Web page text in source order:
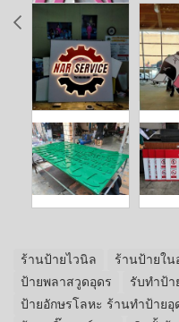
ร้านป้ายไวนิล ร้านป้ายใน
ป้ายพลาสวูดอุดร
รับทำป้า
ป้ายอักษรโลหะ ร้านทำป้ายอุ